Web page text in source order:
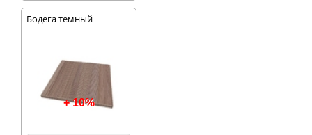
Бодега темный
+ 10%